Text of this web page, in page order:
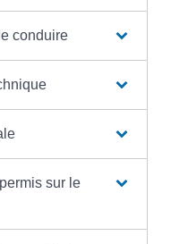
conduire
sur le